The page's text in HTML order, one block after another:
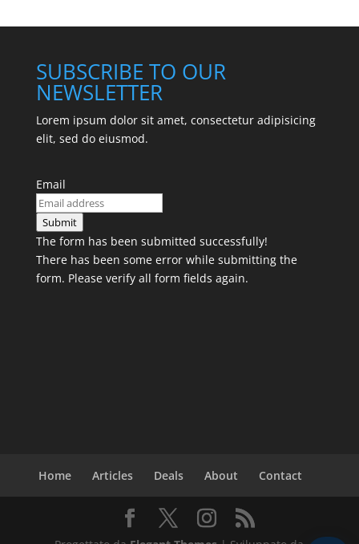
SUBSCRIBE TO OUR
NEWSLETTER
Lorem ipsum dolor sit amet, consectetur adipisicing
elit, sed do eiusmod.
Email
Submit
The form has been submitted successfully!
There has been some error while submitting the
form. Please verify all form fields again.
Home Articles Deals About Contact